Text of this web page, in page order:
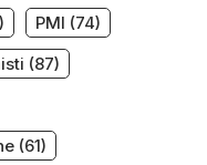
PMI (74)
(87)
(61)